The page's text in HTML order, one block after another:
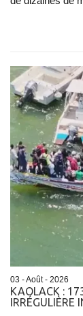
03 - Août - 2026
KAOLACK :
IRRÉGULIÈRE